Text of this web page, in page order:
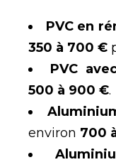
PVC en
350 à 700 €
PVC
500 à 900 €.
environ 700